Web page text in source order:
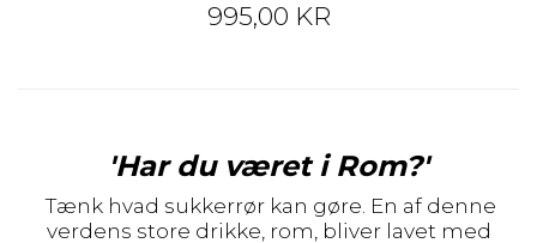
995,00 KR
'Har du været i Rom?'
Tænk hvad sukkerrør kan gøre. En af denne
verdens store drikke, rom, bliver lavet med